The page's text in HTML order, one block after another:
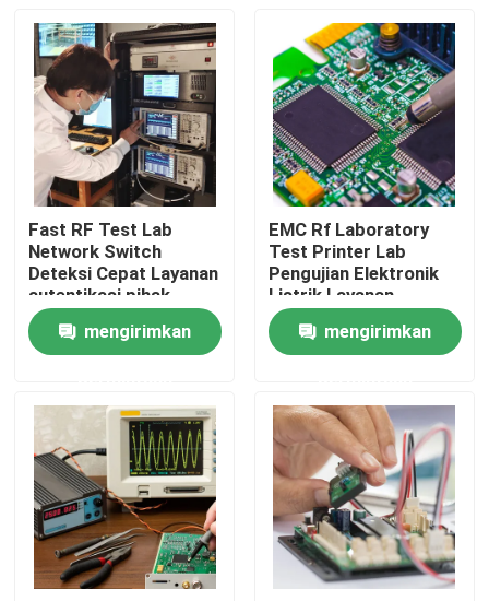
menguji Produk
Layanan Sertifikasi
Tur Lab
Hubungi kami
Berita
Laboratorium Pengujian Elektronik
Uji Lab Lampu
Laboratorium Uji Otomotif
Fast RF Test Lab
Network Switch
Deteksi Cepat Layanan
autentikasi pihak
ketiga
mengirimkan
EMC Rf Laboratory
Test Printer Lab
Pengujian Elektronik
Listrik Layanan
autentikasi pihak
ketiga mengirimkan